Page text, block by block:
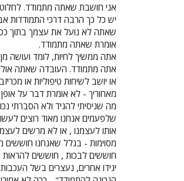
אני חושבת שאתה מתמודד.
יש כל כך הרבה דרכי התמודדות
שאתה לא נועל את עצמך בתוך
אומרת שאתה מתמודד.
אתה ממשיך לחיות, לומד ועושה
אתה מתמודד. העובדה שאתה
או יושב לשיחות טיפוליות או
מאחוריך - לא אומרת דבר על
מה שניסיתי להגיד ולא הסברתי
שלפעמים אנחנו מאוד רוצים
אותו לעצמנו , או לא מרשים
מסוימות - בגלל שאנחנו
חוששים לבכות , חוששים
יגידו אחרים, נעצרים בשל